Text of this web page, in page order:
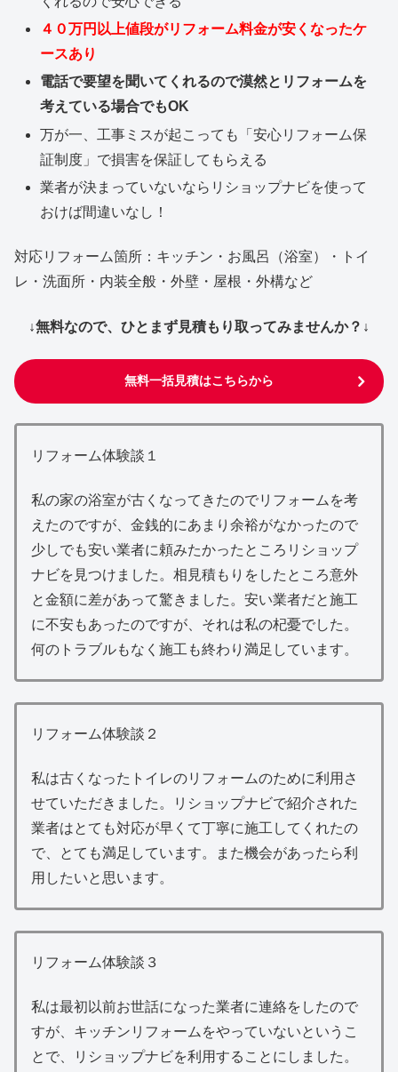
４０万円以上値段がリフォーム料金が安くなったケ
ースあり
電話で要望を聞いてくれるので漠然とリフォームを
考えている場合でもOK
万が一、工事ミスが起こっても「安心リフォーム保
証制度」で損害を保証してもらえる
業者が決まっていないならリショップナビを使って
おけば間違いなし！
対応リフォーム箇所：キッチン・お風呂（浴室）・トイ
レ・洗面所・内装全般・外壁・屋根・外構など
↓無料なので、ひとまず見積もり取ってみませんか？↓
無料一括見積はこちらから
リフォーム体験談１
私の家の浴室が古くなってきたのでリフォームを考
えたのですが、金銭的にあまり余裕がなかったので
少しでも安い業者に頼みたかったところリショップ
ナビを見つけました。相見積もりをしたところ意外
と金額に差があって驚きました。安い業者だと施工
に不安もあったのですが、それは私の杞憂でした。
何のトラブルもなく施工も終わり満足しています。
リフォーム体験談２
私は古くなったトイレのリフォームのために利用さ
せていただきました。リショップナビで紹介された
業者はとても対応が早くて丁寧に施工してくれたの
で、とても満足しています。また機会があったら利
用したいと思います。
リフォーム体験談３
私は最初以前お世話になった業者に連絡をしたので
すが、キッチンリフォームをやっていないというこ
とで、リショップナビを利用することにしました。